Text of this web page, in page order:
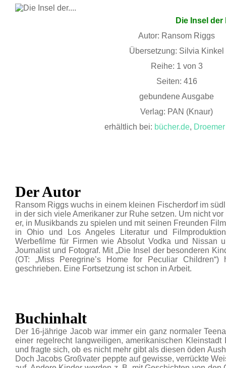
Die Insel
Autor: Ransom Riggs
Übersetzung: Silvia Kinkel
Reihe: 1 von 3
Seiten: 416
gebundene Ausgabe
Verlag: PAN (Knaur)
erhältlich bei: bücher.de,
Der Autor
Ransom Riggs wuchs in einem kleinen Fischerdorf im
in der sich viele Amerikaner zur Ruhe setzen. Um nicht
er, in Musikbands zu spielen und mit seinen Freunden
in Ohio und Los Angeles Literatur und
Werbefilme für Firmen wie Absolut Vodka und Nissan
Journalist und Fotograf. Mit „Die Insel der besonderen
(OT: „Miss Peregrine’s Home for Peculiar
geschrieben. Eine Fortsetzung ist schon in Arbeit.
Buchinhalt
Der 16-jährige Jacob war immer ein ganz normaler
einer regelrecht langweiligen, amerikanischen
und fragte sich, ob es nicht mehr gibt als diesen öden
Doch Jacobs Großvater peppte auf gewisse, verrückte